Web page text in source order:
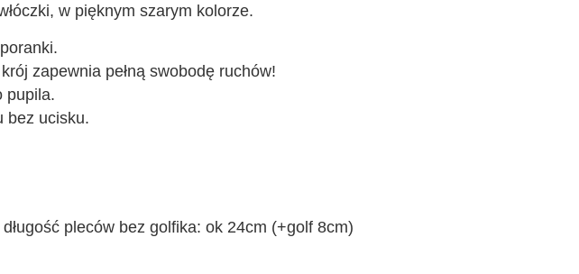
w pięknym szarym kolorze.
zapewnia pełną swobodę ruchów!
pupila.
bez ucisku.
pleców bez golfika: ok 24cm (+golf 8cm)